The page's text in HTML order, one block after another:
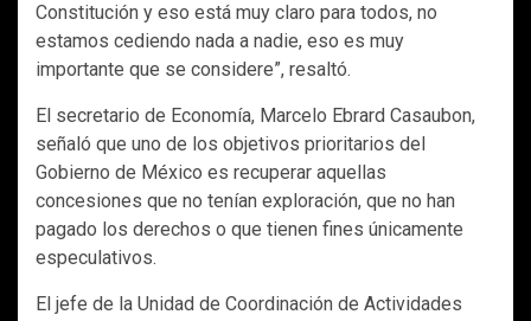
Constitución y eso está muy claro para todos, no
estamos cediendo nada a nadie, eso es muy
importante que se considere”, resaltó.
El secretario de Economía, Marcelo Ebrard Casaubon,
señaló que uno de los objetivos prioritarios del
Gobierno de México es recuperar aquellas
concesiones que no tenían exploración, que no han
pagado los derechos o que tienen fines únicamente
especulativos.
El jefe de la Unidad de Coordinación de Actividades